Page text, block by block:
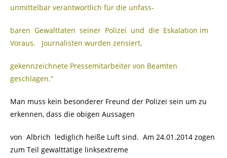
unmittelbar verantwortlich für die unfass-
baren Gewalttaten seiner Polizei und die Eskalation im
Voraus. Journalisten wurden zensiert,
gekennzeichnete Pressemitarbeiter von Beamten
geschlagen.“
Man muss kein besonderer Freund der Polizei sein um zu
erkennen, dass die obigen Aussagen
von Albrich lediglich heiße Luft sind. Am 24.01.2014 zogen
zum Teil gewalttätige linksextreme